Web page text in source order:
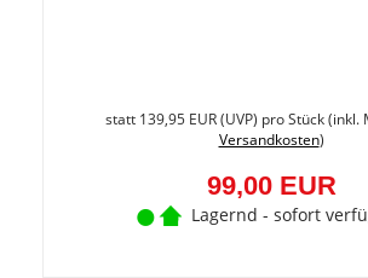
statt 139,95 EUR(UVP) pro Stück (inkl.
Versandkosten)
99,00 EUR
Lagernd - sofort